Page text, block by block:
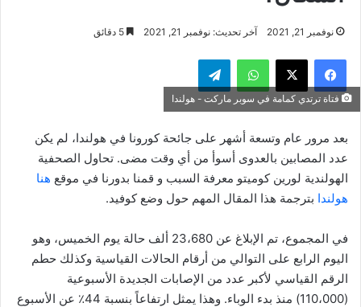
نوفمبر 21, 2021 آخر تحديث: نوفمبر 21, 2021
فيسبوك ‫X واتساب تيلقرام
فتاة ترتدي كمامة في سوبر ماركت - هولندا
بعد مرور عام وتسعة أشهر على جائحة كورونا في هولندا، لم يكن
عدد المصابين بالعدوى أسوأ من أي وقت مضى. تحاول الصحفية
الهولندية لورين كوميتو معرفة السبب و قمنا بدورنا في موقع هنا
هولندا بترجمة هذا المقال المهم حول وضع كوفيد.
في المجموع، تم الإبلاغ عن 23،680 ألف حالة يوم الخميس، وهو
اليوم الرابع على التوالي من أرقام الحالات القياسية وكذلك حطم
الرقم القياسي لأكبر عدد من الإصابات الجديدة الأسبوعية
(110،000) منذ بدء الوباء. وهذا يمثل ارتفاعاً بنسبة 44٪ عن الأسبوع